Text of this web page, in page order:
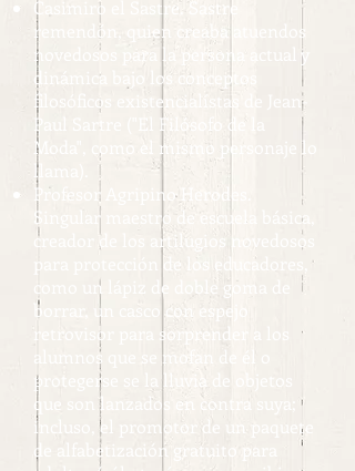
Casimiro el Sastre. Sastre
remendón, quien creaba atuendos
novedosos para la persona actual y
dinámica bajo los conceptos
filosóficos existencialístas de Jean-
Paul Sartre ("El Filósofo de la
Moda", como el mismo personaje lo
llama).
Profesor Agripino Herodes.
Singular maestro de escuela básica,
creador de los artilugios novedosos
para protección de los educadores,
como un lápiz de doble goma de
borrar, un casco con espejo
retrovisor para sorprender a los
alumnos que se mofan de él o
protegerse se la lluvia de objetos
que son lanzados en contra suya;
incluso, el promotor de un paquete
de alfabetización gratuito para